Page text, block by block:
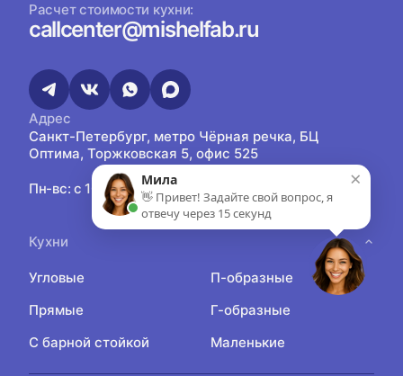
Расчет стоимости кухни:
callcenter@mishelfab.ru
Адрес
Санкт-Петербург, метро Чёрная речка, БЦ
Оптима, Торжковская 5, офис 525
Пн-вс: с 10:00 до 21:00
Кухни
Угловые
П-образные
Прямые
Г-образные
С барной стойкой
Маленькие
×
Мила
👋 Привет! Задайте свой вопрос, я
отвечу через 15 секунд